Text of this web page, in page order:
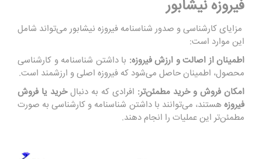
فیروزه نیشابور
‏ مزایای کارشناسی و صدور شناسنامه فیروزه نیشابور می‌تواند شامل
این موارد است:
اطمینان از اصالت و ارزش فیروزه: با داشتن شناسنامه و کارشناسی
محصول، اطمینان حاصل می‌شود که فیروزه اصلی و ارزشمند است.
امکان فروش و خرید مطمئن‌تر: افرادی که به دنبالخرید یا فروش
فیروزه هستند، می‌توانند با داشتن شناسنامه و کارشناسی به صورت
مطمئن‌تر این عملیات را انجام دهند.